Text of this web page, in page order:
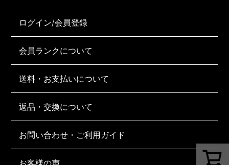
ログイン/会員登録
会員ランクについて
送料・お支払いについて
返品・交換について
お問い合わせ・ご利用ガイド
お客様の声